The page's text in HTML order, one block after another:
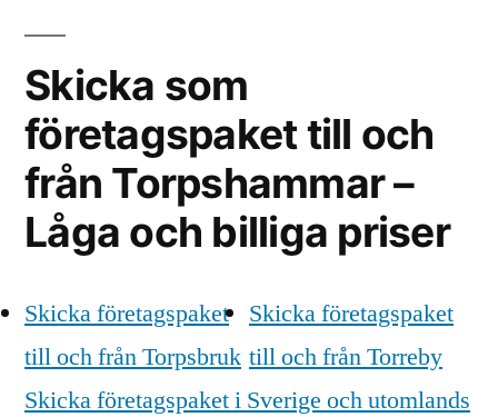
Skicka som
företagspaket till och
från Torpshammar –
Låga och billiga priser
Skicka företagspaket
till och från Torpsbruk
Skicka företagspaket
till och från Torreby
Skicka företagspaket i Sverige och utomlands